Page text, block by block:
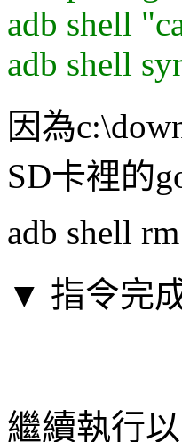
adb shell
adb shell
因為
SD卡裡的
adb shell
▼ 指令完
繼續執行